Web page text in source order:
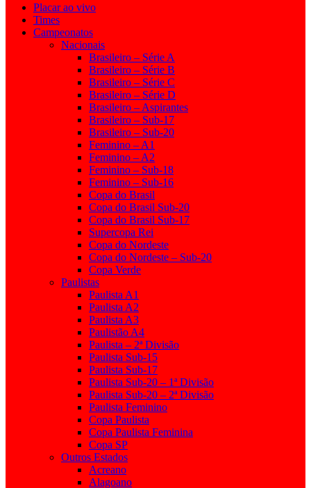
Placar ao vivo
Times
Campeonatos
Nacionais
Brasileiro – Série A
Brasileiro – Série B
Brasileiro – Série C
Brasileiro – Série D
Brasileiro – Aspirantes
Brasileiro – Sub-17
Brasileiro – Sub-20
Feminino – A1
Feminino – A2
Feminino – Sub-18
Feminino – Sub-16
Copa do Brasil
Copa do Brasil Sub-20
Copa do Brasil Sub-17
Supercopa Rei
Copa do Nordeste
Copa do Nordeste – Sub-20
Copa Verde
Paulistas
Paulista A1
Paulista A2
Paulista A3
Paulistão A4
Paulista – 2ª Divisão
Paulista Sub-15
Paulista Sub-17
Paulista Sub-20 – 1ª Divisão
Paulista Sub-20 – 2ª Divisão
Paulista Feminino
Copa Paulista
Copa Paulista Feminina
Copa SP
Outros Estados
Acreano
Alagoano